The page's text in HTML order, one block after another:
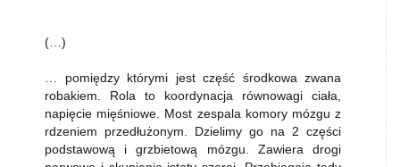
(…)
… pomiędzy którymi jest część środkowa zwana
robakiem. Rola to koordynacja równowagi ciała,
napięcie mięśniowe. Most zespala komory mózgu z
rdzeniem przedłużonym. Dzielimy go na 2 części
podstawową i grzbietową mózgu. Zawiera drogi